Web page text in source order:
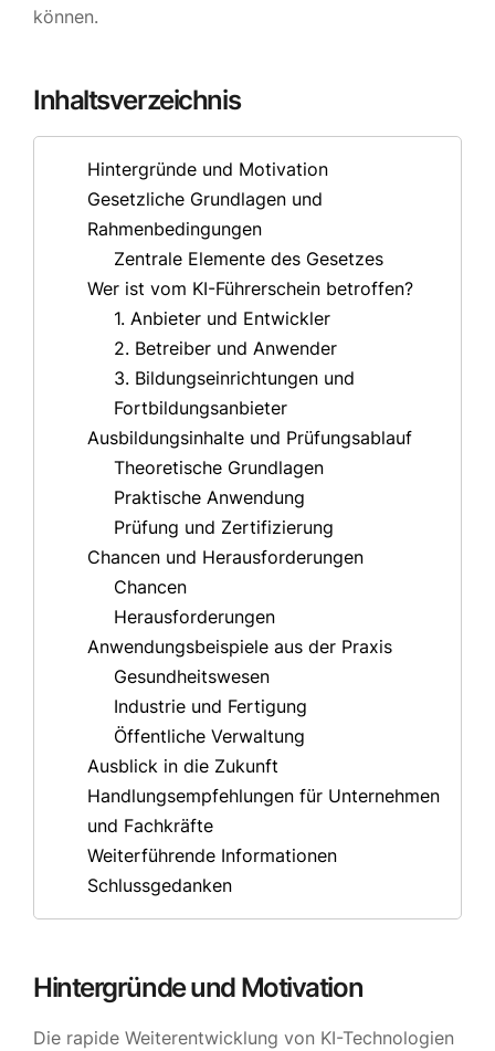
können.
Inhaltsverzeichnis
Hintergründe und Motivation
Gesetzliche Grundlagen und
Rahmenbedingungen
Zentrale Elemente des Gesetzes
Wer ist vom KI-Führerschein betroffen?
1. Anbieter und Entwickler
2. Betreiber und Anwender
3. Bildungseinrichtungen und
Fortbildungsanbieter
Ausbildungsinhalte und Prüfungsablauf
Theoretische Grundlagen
Praktische Anwendung
Prüfung und Zertifizierung
Chancen und Herausforderungen
Chancen
Herausforderungen
Anwendungsbeispiele aus der Praxis
Gesundheitswesen
Industrie und Fertigung
Öffentliche Verwaltung
Ausblick in die Zukunft
Handlungsempfehlungen für Unternehmen
und Fachkräfte
Weiterführende Informationen
Schlussgedanken
Hintergründe und Motivation
Die rapide Weiterentwicklung von KI-Technologien